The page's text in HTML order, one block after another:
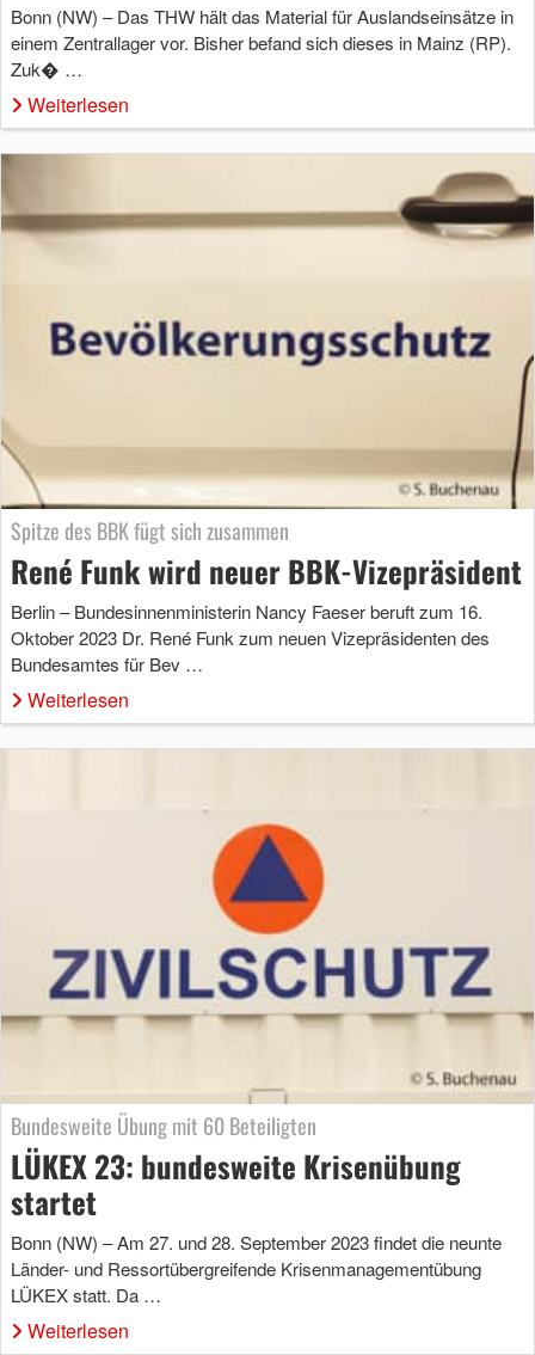
Bonn (NW) – Das THW hält das Material für Auslandseinsätze in
einem Zentrallager vor. Bisher befand sich dieses in Mainz (RP).
Zuk� …
Weiterlesen
Spitze des BBK fügt sich zusammen
René Funk wird neuer BBK-Vizepräsident
Berlin – Bundesinnenministerin Nancy Faeser beruft zum 16.
Oktober 2023 Dr. René Funk zum neuen Vizepräsidenten des
Bundesamtes für Bev …
Weiterlesen
Bundesweite Übung mit 60 Beteiligten
LÜKEX 23: bundesweite Krisenübung
startet
Bonn (NW) – Am 27. und 28. September 2023 findet die neunte
Länder- und Ressortübergreifende Krisenmanagementübung
LÜKEX statt. Da …
Weiterlesen